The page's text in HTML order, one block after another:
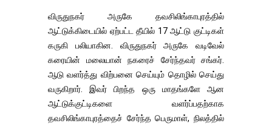
விருதுநகர் அருகே தவசிலிங்காபுரத்தில்
ஆட்டுக்கிடையில் ஏற்பட்ட தீயில் 17 ஆட்டு குட்டிகள்
கருகி பலியாகின. விருதுநகர் அருகே வடிவேல்
கரையின் மலையான் நகரைச் சேர்ந்தவர் சங்கர்.
ஆடு வளர்த்து விற்பனை செய்யும் தொழில் செய்து
வருகிறார். இவர் பிறந்த ஒரு மாதங்களே ஆன
ஆட்டுக்குட்டிகளை வளர்ப்பதற்காக
தவசிலிங்காபுரத்தைச் சேர்ந்த பெருமாள், நிலத்தில்